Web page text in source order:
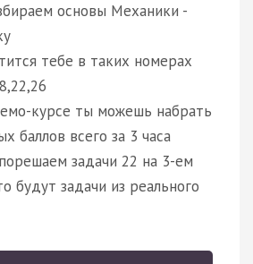
основы Механики -
тебе в таких номерах
курсе ты можешь набрать
баллов всего за 3 часа
задачи 22 на 3-ем
будут задачи из реального